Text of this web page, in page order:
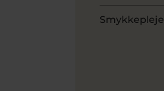
Smykkepleje